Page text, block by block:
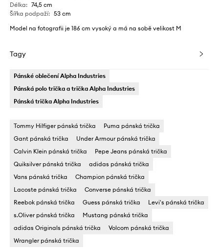
Délka: 74,5 cm
Šířka podpaží: 53 cm
Model na fotografii je 186 cm vysoký a má na sobě velikost M
Tagy
Pánské oblečení Alpha Industries
Pánská polo trička a trička Alpha Industries
Pánská trička Alpha Industries
Tommy Hilfiger pánská trička
Puma pánská trička
Gant pánská trička
Under Armour pánská trička
Calvin Klein pánská trička
Pepe Jeans pánská trička
Quiksilver pánská trička
adidas pánská trička
Vans pánská trička
Champion pánská trička
Lacoste pánská trička
Converse pánská trička
Reebok pánská trička
Guess pánská trička
Levi's pánská trička
s.Oliver pánská trička
Mustang pánská trička
adidas Originals pánská trička
Volcom pánská trička
Wrangler pánská trička